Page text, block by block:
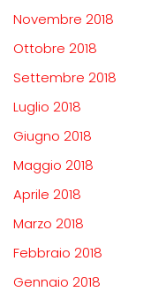
Novembre 2018
Ottobre 2018
Settembre 2018
Luglio 2018
Giugno 2018
Maggio 2018
Aprile 2018
Marzo 2018
Febbraio 2018
Gennaio 2018